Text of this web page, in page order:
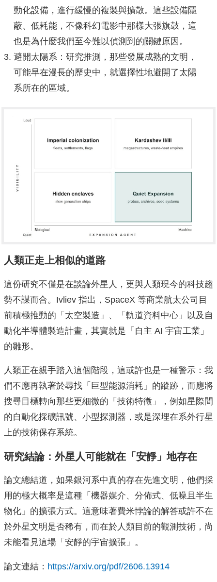
動化設備，進行緩慢的複製與擴散。這些設備隱
蔽、低耗能，不像科幻電影中那樣大張旗鼓，這
也是為什麼我們至今難以偵測到的關鍵原因。
避開太陽系：研究推測，那些發展成熟的文明，
可能早在漫長的歷史中，就選擇性地避開了太陽
系所在的區域。
人類正走上相似的道路
這份研究不僅是在談論外星人，更與人類現今的科技趨
勢不謀而合。Ivliev 指出，SpaceX 等商業航太公司目
前積極推動的「太空製造」、「軌道資料中心」以及自
動化半導體製造計畫，其實就是「自主 AI 宇宙工業」
的雛形。
人類正在親手踏入這個階段，這或許也是一種警示：我
們不應再執著於尋找「巨型能源消耗」的蹤跡，而應將
搜尋目標轉向那些更細微的「技術特徵」，例如星際間
的自動化採礦訊號、小型探測器，或是深埋在系外行星
上的技術保存系統。
研究結論：外星人可能就在「安靜」地存在
論文總結道，如果銀河系中真的存在先進文明，他們採
用的極大概率是這種「機器媒介、分佈式、低噪且半生
物化」的擴張方式。這意味著費米悖論的解答或許不在
於外星文明是否稀有，而在於人類目前的觀測技術，尚
未能看見這場「安靜的宇宙擴張」。
論文連結： https://arxiv.org/pdf/2606.13914